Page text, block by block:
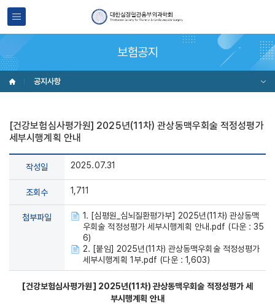
보험공지
공지사항
[건강보험심사평가원] 2025년(11차) 관상동맥우회술 적정성평가
세부시행계획 안내
작성일 2025.07.31
조회수 1,711
첨부파일
1. [심평원_심뇌질환평가부] 2025년(11차) 관상동맥
우회술 적정성평가 세부시행계획 안내.pdf (다운 : 35
6)
2. [붙임] 2025년(11차) 관상동맥우회술 적정성평가
세부시행계획 1부.pdf (다운 : 1,603)
[건강보험심사평가원] 2025년(11차) 관상동맥우회술 적정성평가 세
부시행계획 안내